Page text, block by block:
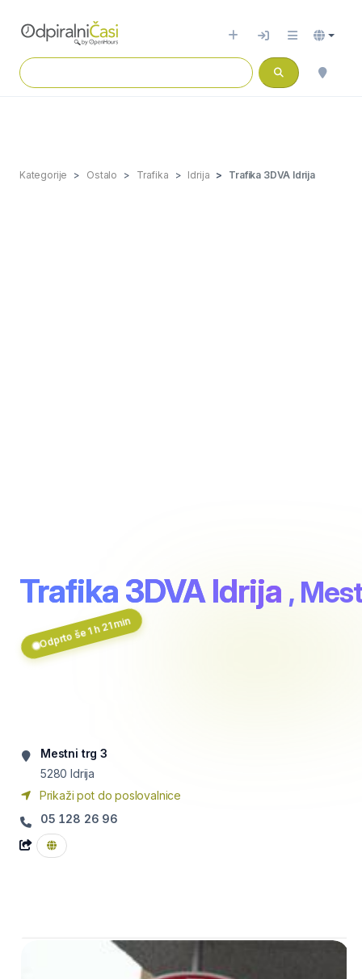
Kategorije Ostalo Trafika Idrija Trafika 3DVA Idrija
Trafika 3DVA Idrija ,
Odprto še 1 h 21 min
Mestni trg 3
5280 Idrija
Prikaži pot do poslovalnice
05 128 26 96